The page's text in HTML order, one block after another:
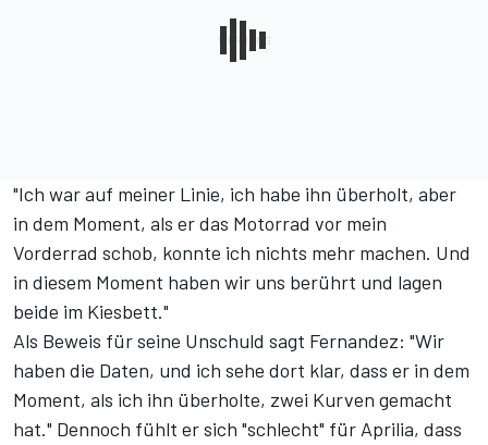
"Ich war auf meiner Linie, ich habe ihn überholt, aber
in dem Moment, als er das Motorrad vor mein
Vorderrad schob, konnte ich nichts mehr machen. Und
in diesem Moment haben wir uns berührt und lagen
beide im Kiesbett."
Als Beweis für seine Unschuld sagt Fernandez: "Wir
haben die Daten, und ich sehe dort klar, dass er in dem
Moment, als ich ihn überholte, zwei Kurven gemacht
hat." Dennoch fühlt er sich "schlecht" für Aprilia, dass